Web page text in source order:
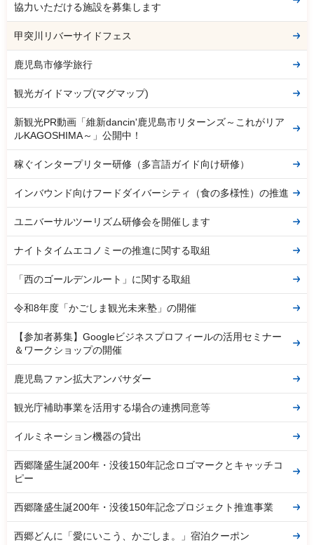
協力いただける施設を募集します
甲突川リバーサイドフェス
鹿児島市修学旅行
観光ガイドマップ(マグマップ)
新観光PR動画「維新dancin'鹿児島市リターンズ～これがリア
ルKAGOSHIMA～」公開中！
稼ぐインタープリター研修（多言語ガイド向け研修）
インバウンド向けフードダイバーシティ（食の多様性）の推進
ユニバーサルツーリズム研修会を開催します
ナイトタイムエコノミーの推進に関する取組
「西のゴールデンルート」に関する取組
令和8年度「かごしま観光未来塾」の開催
【参加者募集】Googleビジネスプロフィールの活用セミナー
＆ワークショップの開催
鹿児島ファン拡大アンバサダー
観光庁補助事業を活用する場合の連携同意等
イルミネーション機器の貸出
西郷隆盛生誕200年・没後150年記念ロゴマークとキャッチコ
ピー
西郷隆盛生誕200年・没後150年記念プロジェクト推進事業
西郷どんに「愛にいこう、かごしま。」宿泊クーポン